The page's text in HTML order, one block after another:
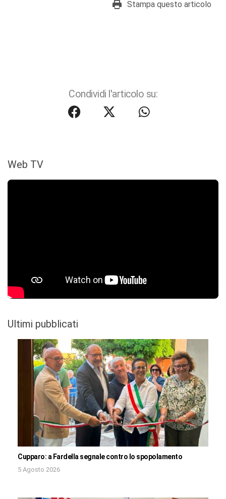
Stampa questo articolo
Condividi l'articolo su:
Web TV
Ultimi pubblicati
Cupparo: a Fardella segnale contro lo spopolamento
5 Agosto 2026